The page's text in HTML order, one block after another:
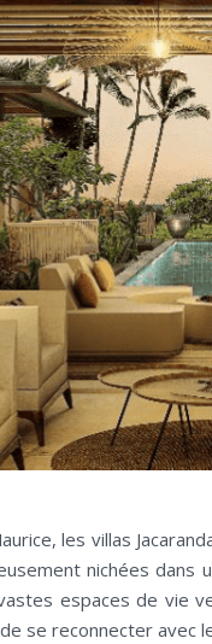
les villas
nichées
espaces de
se reconnecter avec